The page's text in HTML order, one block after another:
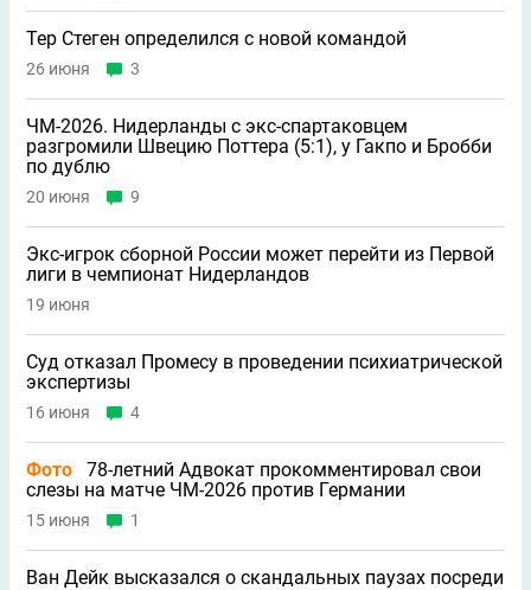
Тер Стеген определился с новой командой
26 июня 3
ЧМ-2026. Нидерланды с экс-спартаковцем
разгромили Швецию Поттера (5:1), у Гакпо и Бробби
по дублю
20 июня 9
Экс-игрок сборной России может перейти из Первой
лиги в чемпионат Нидерландов
19 июня
Суд отказал Промесу в проведении психиатрической
экспертизы
16 июня 4
Фото
78-летний Адвокат прокомментировал свои
слезы на матче ЧМ-2026 против Германии
15 июня 1
Ван Дейк высказался о скандальных паузах посреди